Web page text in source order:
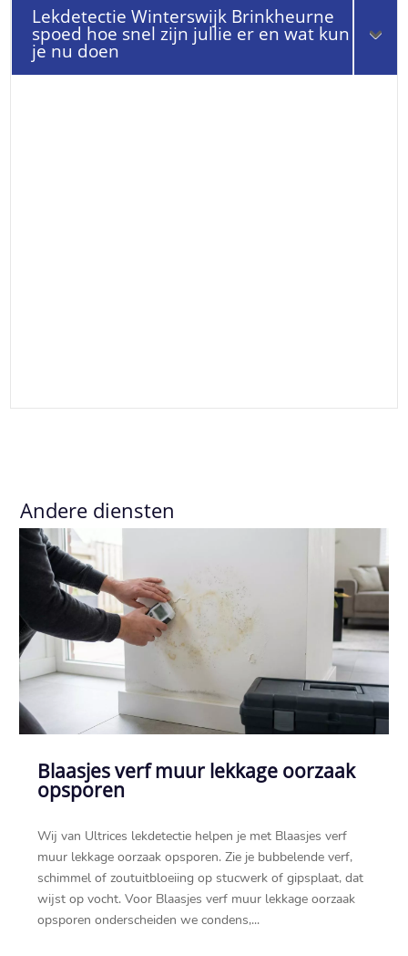
Lekdetectie Winterswijk Brinkheurne
spoed hoe snel zijn jullie er en wat kun
je nu doen
Andere diensten
Blaasjes verf muur lekkage oorzaak
opsporen
Wij van Ultrices lekdetectie helpen je met Blaasjes verf
muur lekkage oorzaak opsporen.​ Zie je bubbelende verf,
schimmel of zoutuitbloeiing op stucwerk of gipsplaat, dat
wijst op vocht.​ Voor Blaasjes verf muur lekkage oorzaak
opsporen onderscheiden we condens,...